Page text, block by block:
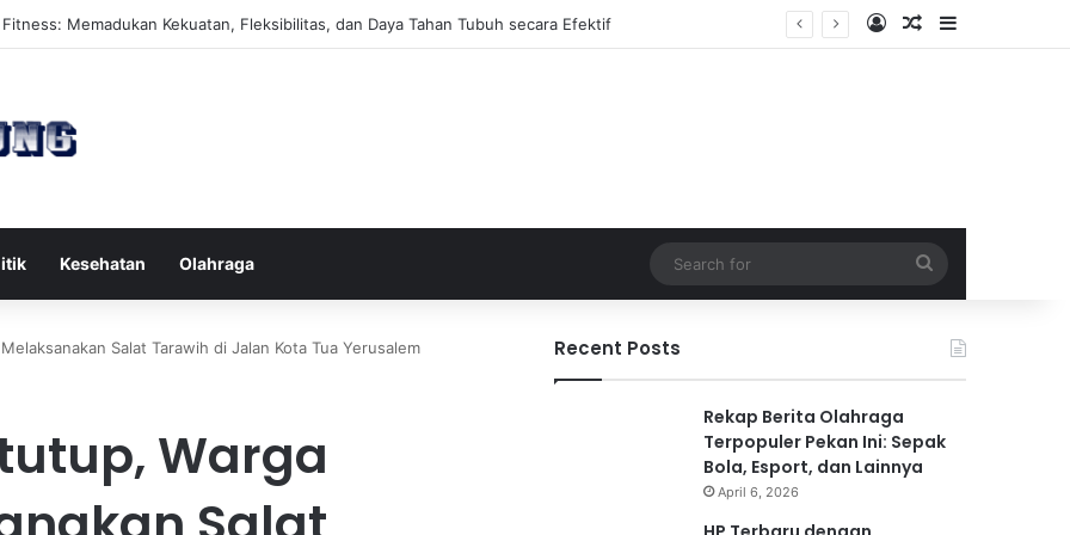
Reformer untuk Meningkatkan Kekuatan Otot Inti Secara Efektif Log InRandom Article
Sidebar
Kesehatan Olahraga
for
Salat Tarawih di Jalan Kota Tua Yerusalem
Warga
Recent Posts
Rekap Berita Olahraga
Terpopuler Pekan Ini: Sepak
Bola, Esport, dan Lainnya
April 6, 2026